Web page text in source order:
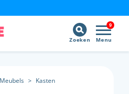
9
Menu
Zoeken
Meubels > Kasten